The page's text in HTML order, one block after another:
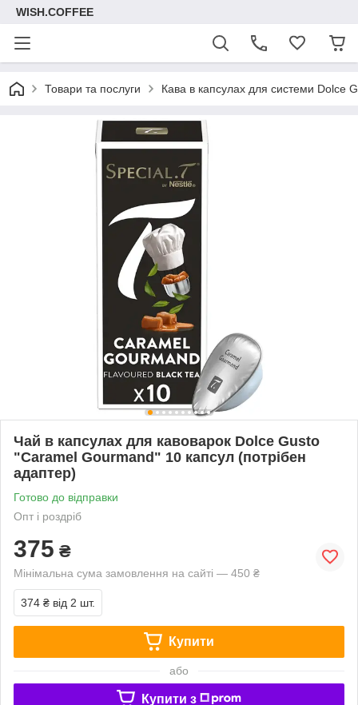
WISH.COFFEE
Товари та послуги Кава в капсулах для системи Dolce
Чай в капсулах для кавоварок Dolce Gusto
"Caramel Gourmand" 10 капсул (потрібен
адаптер)
Готово до відправки
Опт і роздріб
375 ₴
Мінімальна сума замовлення на сайті — 450 ₴
374 ₴ від 2 шт.
Купити
або
Купити з